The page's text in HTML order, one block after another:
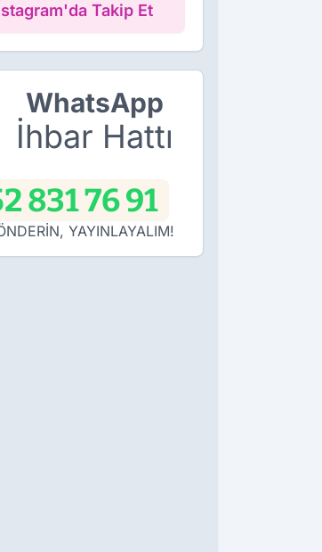
Takip Et
WhatsApp
İhbar Hattı
831 76 91
YAYINLAYALIM!